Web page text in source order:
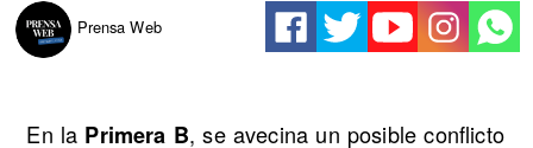
Prensa Web
En la Primera B, se avecina un posible conflicto